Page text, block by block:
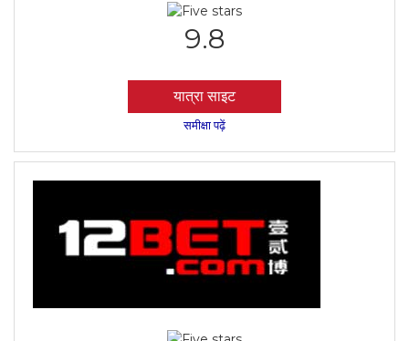
9.8
यात्रा साइट
समीक्षा पढ़ें